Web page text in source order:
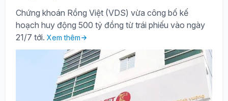
Chứng khoán Rồng Việt (VDS) vừa công bố kế
hoạch huy động 500 tỷ đồng từ trái phiếu vào ngày
21/7 tới. Xem thêm